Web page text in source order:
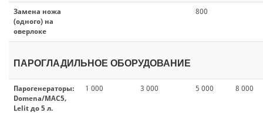
Замена ножа
(одного) на
оверлоке
800
ПАРОГЛАДИЛЬНОЕ ОБОРУДОВАНИЕ
Парогенераторы:
Domena/MAC5,
Lelit до 5 л.
1 000 3 000 5 000 8 000